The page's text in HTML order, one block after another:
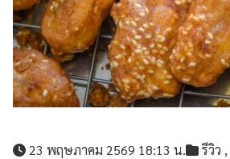
23 พฤษภาคม 2569 18:13 น. รีวิว ,